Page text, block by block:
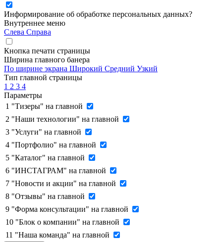
Информирование об обработке персональных данных?
Внутреннее меню
Слева Справа
Кнопка печати страницы
Ширина главного банера
По ширине экрана Широкий Средний Узкий
Тип главной страницы
1 2 3 4
Параметры
1 "Тизеры" на главной
2 "Наши технологии" на главной
3 "Услуги" на главной
4 "Портфолио" на главной
5 "Каталог" на главной
6 "ИНСТАГРАМ" на главной
7 "Новости и акции" на главной
8 "Отзывы" на главной
9 "Форма консультации" на главной
10 "Блок о компании" на главной
11 "Наша команда" на главной